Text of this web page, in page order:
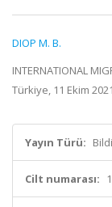
DIOP M. B.
INTERNATIONAL
Türkiye, 11 Ekim
Yayın Türü:
Cilt numarası: 1